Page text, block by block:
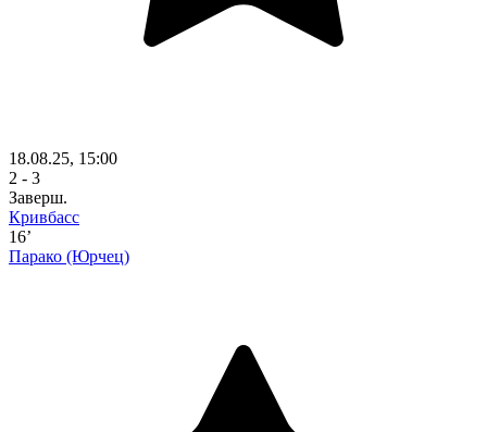
18.08.25, 15:00
2 - 3
Заверш.
Кривбасс
16’
Парако (Юрчец)